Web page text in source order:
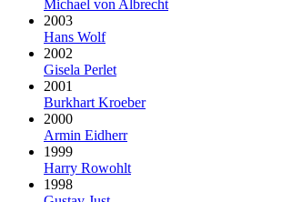
Michael von Albrecht
2003
Hans Wolf
2002
Gisela Perlet
2001
Burkhart Kroeber
2000
Armin Eidherr
1999
Harry Rowohlt
1998